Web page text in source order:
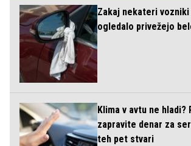
Zakaj nekateri vozniki
ogledalo privežejo
Klima v avtu ne hladi?
zapravite denar za
teh pet stvari